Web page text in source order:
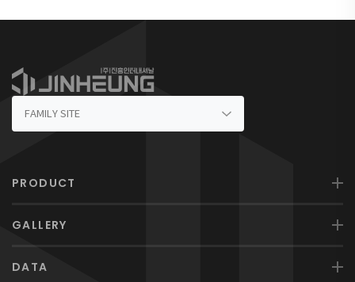
PRODUCT
GALLERY
DATA